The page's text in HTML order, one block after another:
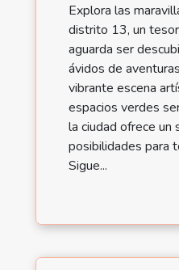
Explora las
distrito 13, un
aguarda ser
ávidos de
vibrante escena
espacios verdes
la ciudad ofrece un
posibilidades para
Sigue...